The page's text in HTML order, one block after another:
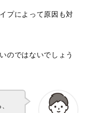
プによって原因も対
のではないでしょう